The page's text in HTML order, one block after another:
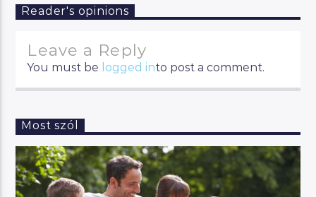
Reader's opinions
Leave a Reply
You must be logged into post a comment.
Most szól